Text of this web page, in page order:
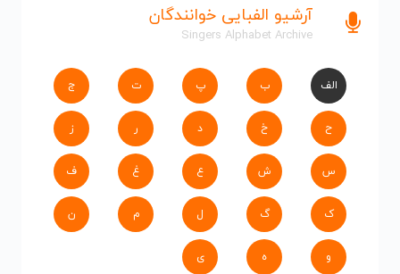
آرشیو الفبایی خوانندگان
Singers Alphabet Archive
الف ب پ ت ج
ح خ د ر ز
س ش ع غ ف
ک گ ل م ن
و ه ی